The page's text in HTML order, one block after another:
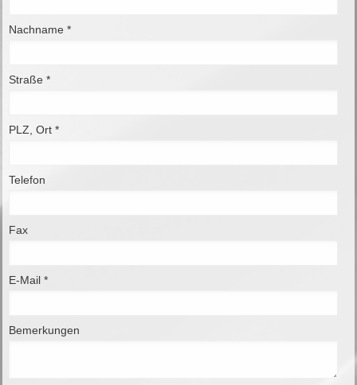
Nachname *
Straße *
PLZ, Ort *
Telefon
Fax
E-Mail *
Bemerkungen